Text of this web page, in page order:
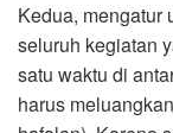
Kedua, mengatur
seluruh kegiatan
satu waktu di
harus